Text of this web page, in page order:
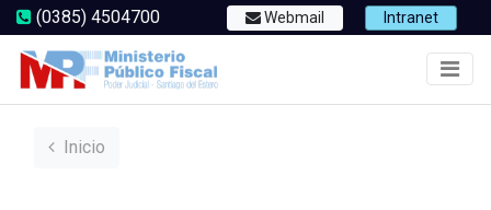
(0385) 4504700 Webmail Intranet
Inicio